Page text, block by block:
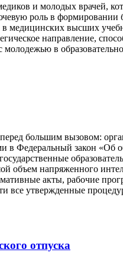
и молодых врачей,
роль в формировании
медицинских высших
направление,
в
большим вызовом:
в Федеральный закон «Об
объем напряженного
акты, рабочие
все утвержденные
отпуска